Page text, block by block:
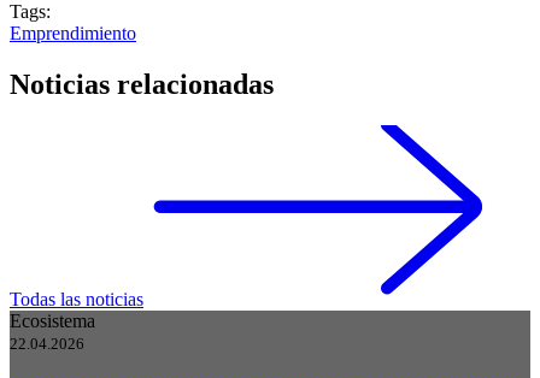
Tags:
Emprendimiento
Noticias relacionadas
Todas las noticias
Ecosistema
22.04.2026